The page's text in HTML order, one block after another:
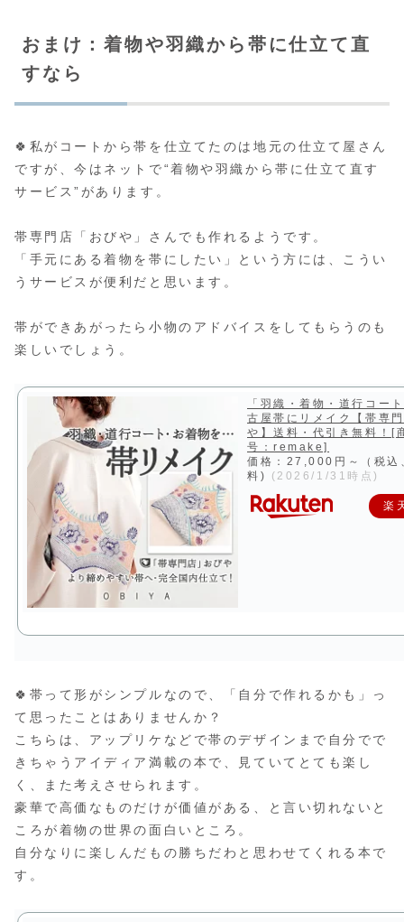
おまけ：着物や羽織から帯に仕立て直
すなら
🍀私がコートから帯を仕立てたのは地元の仕立て屋さん
ですが、今はネットで“着物や羽織から帯に仕立て直す
サービス”があります。
帯専門店「おびや」さんでも作れるようです。
「手元にある着物を帯にしたい」という方には、こうい
うサービスが便利だと思います。
帯ができあがったら小物のアドバイスをしてもらうのも
楽しいでしょう。
「羽織・着物・道行コー
古屋帯にリメイク【帯専
や】送料・代引き無料！[
号：remake]
価格：27,000円～（税込
料)
(2026/1/31時点)
楽
🍀帯って形がシンプルなので、「自分で作れるかも」っ
て思ったことはありませんか？
こちらは、アップリケなどで帯のデザインまで自分でで
きちゃうアイディア満載の本で、見ていてとても楽し
く、また考えさせられます。
豪華で高価なものだけが価値がある、と言い切れないと
ころが着物の世界の面白いところ。
自分なりに楽しんだもの勝ちだわと思わせてくれる本で
す。